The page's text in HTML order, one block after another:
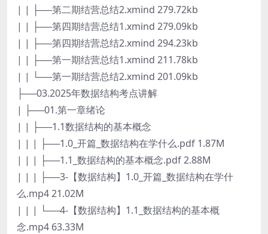
| | ├──第二期结营总结2.xmind 279.72kb
| | ├──第四期结营总结1.xmind 279.09kb
| | ├──第四期结营总结2.xmind 294.23kb
| | ├──第一期结营总结1.xmind 211.78kb
| | └──第一期结营总结2.xmind 201.09kb
├──03.2025年数据结构考点讲解
| ├──01.第一章绪论
| | ├──1.1数据结构的基本概念
| | | ├──1.0_开篇_数据结构在学什么.pdf 1.87M
| | | ├──1.1_数据结构的基本概念.pdf 2.88M
| | | ├──3-【数据结构】1.0_开篇_数据结构在学什
么.mp4 21.02M
| | | └──4-【数据结构】1.1_数据结构的基本概
念.mp4 63.33M